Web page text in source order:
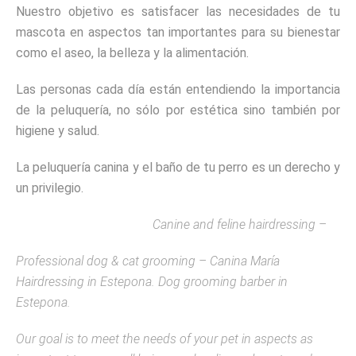
Nuestro objetivo es satisfacer las necesidades de tu
mascota en aspectos tan importantes para su bienestar
como el aseo, la belleza y la alimentación.
Las personas cada día están entendiendo la importancia
de la peluquería, no sólo por estética sino también por
higiene y salud.
La peluquería canina y el baño de tu perro es un derecho y
un privilegio.
Canine and feline hairdressing –
Professional dog & cat grooming – Canina María
Hairdressing in Estepona. Dog grooming barber in
Estepona.
Our goal is to meet the needs of your pet in aspects as